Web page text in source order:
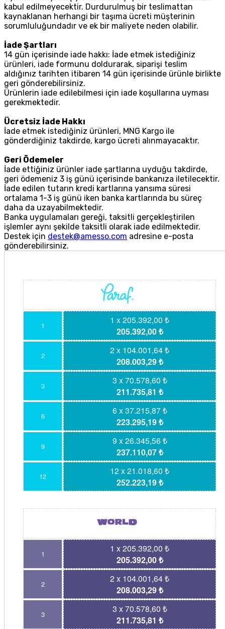
kabul edilmeyecektir. Durdurulmuş bir teslimattan
kaynaklanan herhangi bir taşıma ücreti müşterinin
sorumluluğundadır ve ek bir maliyete neden olabilir.
İade Şartları
14 gün içerisinde iade hakkı: İade etmek istediğiniz
ürünleri, iade formunu doldurarak, siparişi teslim
aldığınız tarihten itibaren 14 gün içerisinde ürünle birlikte
geri gönderebilirsiniz.
Ürünlerin iade edilebilmesi için iade koşullarına uyması
gerekmektedir.
Ücretsiz İade Hakkı
İade etmek istediğiniz ürünleri, MNG Kargo ile
gönderdiğiniz takdirde, kargo ücreti alınmayacaktır.
Geri Ödemeler
İade ettiğiniz ürünler iade şartlarına uyduğu takdirde,
geri ödemeniz 3 iş günü içerisinde bankanıza iletilecektir.
İade edilen tutarın kredi kartlarına yansıma süresi
ortalama 1-3 iş günü iken banka kartlarında bu süreç
daha da uzayabilmektedir.
Banka uygulamaları gereği, taksitli gerçekleştirilen
işlemler aynı şekilde taksitli olarak iade edilmektedir.
Destek için destek@amesso.com adresine e-posta
gönderebilirsiniz.
1
1 x 205.392,00 ₺
205.392,00 ₺
2
2 x 104.001,64 ₺
208.003,29 ₺
3
3 x 70.578,60 ₺
211.735,81 ₺
6
6 x 37.215,87 ₺
223.295,19 ₺
9
9 x 26.345,56 ₺
237.110,07 ₺
12
12 x 21.018,60 ₺
252.223,19 ₺
1
1 x 205.392,00 ₺
205.392,00 ₺
2
2 x 104.001,64 ₺
208.003,29 ₺
3
3 x 70.578,60 ₺
211.735,81 ₺